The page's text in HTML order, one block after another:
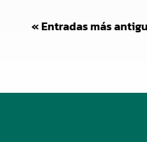
« Entradas más